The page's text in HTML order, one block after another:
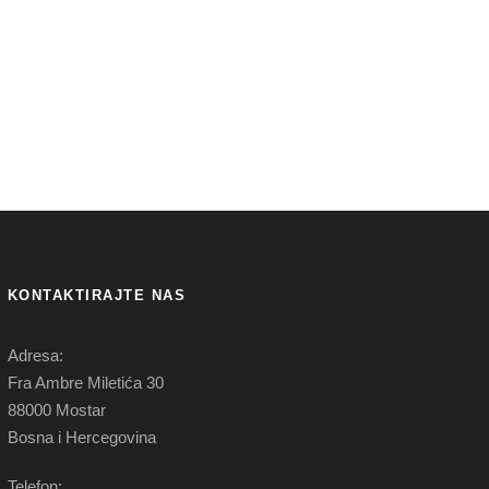
KONTAKTIRAJTE NAS
Adresa:
Fra Ambre Miletića 30
88000 Mostar
Bosna i Hercegovina